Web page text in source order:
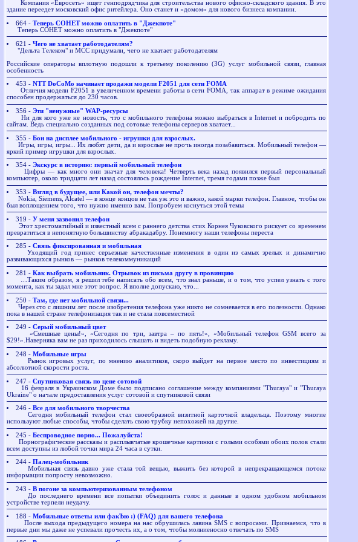
Компания «Евросеть» ищет генподрядчика для строительства нового офисно-складского здания. В это
здание переедет московский офис ритейлера. Оно станет и «домом» для нового бизнеса компании.
664 - Теперь СОНЕТ можно оплатить в "Джекпоте"
Теперь СОНЕТ можно оплатить в "Джекпоте"
621 - Чего не хватает работодателям?
"Дельта Телеком" и МСС придумали, чего не хватает работодателям
Российские операторы вплотную подошли к третьему поколению (3G) услуг мобильной связи, главная
особенность
453 - NTT DoCoMo начинает продажи модели F2051 для сети FOMA
Отличия модели F2051 в увеличенном времени работы в сети FOMA, так аппарат в режиме ожидания
способен продержаться до 230 часов.
356 - Эти "ненужные" WAP-ресурсы
Ни для кого уже не новость, что с мобильного телефона можно выбраться в Internet и побродить по
сайтам. Ведь специально созданных под сотовые телефоны серверов хватает...
355 - Бои на дисплее мобильного - игрушки для взрослых.
Игры, игры, игры... Их любят дети, да и взрослые не прочь иногда позабавиться. Мобильный телефон —
яркий пример игрушки для взрослых.
354 - Экскурс в историю: первый мобильный телефон
Цифры — как много они значат для человека! Четверть века назад появился первый персональный
компьютер, около тридцати лет назад состоялось рождение Internet, тремя годами позже был
353 - Взгляд в будущее, или Какой он, телефон мечты?
Nokia, Siemens, Alcatel — в конце концов не так уж это и важно, какой марки телефон. Главное, чтобы он
был воплощением того, что нужно именно вам. Попробуем коснуться этой темы
319 - У меня зазвонил телефон
Этот хрестоматийный и известный всем с раннего детства стих Корнея Чуковского рискует со временем
превратиться в непонятную большинству абракадабру. Понемногу наши телефоны переста
285 - Связь фиксированная и мобильная
Уходящий год принес серьезные качественные изменения в один из самых зрелых и динамично
развивающихся рынков — рынков телекоммуникаций
281 - Как выбрать мобильник. Отрывок из письма другу в провинцию
…Таким образом, я решил тебе написать обо всем, что знал раньше, и о том, что успел узнать с того
момента, как ты задал мне этот вопрос. Я вполне допускаю, что...
250 - Там, где нет мобильной связи...
Через сто с лишним лет после изобретения телефона уже никто не сомневается в его полезности. Однако
пока в нашей стране телефонизация так и не стала повсеместной
249 - Cерый мобильный цвет
«Смешные цены!», «Сегодня по три, завтра – по пять!», «Мобильный телефон GSM всего за
$29!».Наверняка вам не раз приходилось слышать и видеть подобную рекламу.
248 - Мобильные игры
Рынок игровых услуг, по мнению аналитиков, скоро выйдет на первое место по инвестициям и
абсолютной скорости роста.
247 - Спутниковая связь по цене сотовой
16 февраля в Украинском Доме было подписано соглашение между компаниями "Thuraya" и "Thuraya
Ukraine" о начале предоставления услуг сотовой и спутниковой связи
246 - Все для мобильного творчества
Сегодня мобильный телефон стал своеобразной визитной карточкой владельца. Поэтому многие
используют любые способы, чтобы сделать свою трубку непохожей на другие.
245 - Беспроводное порно... Пожалуйста!
Порнографические рассказы и расплывчатые крошечные картинки с голыми особями обоих полов стали
всем доступны из любой точки мира 24 часа в сутки.
244 - Палец-мобильник
Мобильная связь давно уже стала той вещью, выжить без которой в непрекращающемся потоке
информации попросту невозможно.
243 - В погоне за компьютеризованным телефоном
До последнего времени все попытки объединить голос и данные в одном удобном мобильном
устройстве терпели неудачу.
188 - Мобильные ответы или факЪю :) (FAQ) для вашего телефона
После выхода предыдущего номера на нас обрушилась лавина SMS с вопросами. Признаемся, что в
первые дни мы даже не успевали прочесть их, а о том, чтобы молниеносно отвечать по SMS